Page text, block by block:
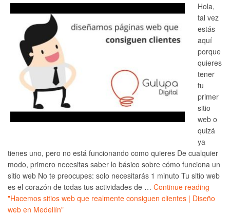
Hola,
tal vez
estás
aquí
porque
quieres
tener
tu
primer
sitio
web o
quizá
ya
tienes uno, pero no está funcionando como quieres De cualquier
modo, primero necesitas saber lo básico sobre cómo funciona un
sitio web No te preocupes: solo necesitarás 1 minuto Tu sitio web
es el corazón de todas tus actividades de … Continue reading
"Hacemos sitios web que realmente consiguen clientes | Diseño
web en Medellín"